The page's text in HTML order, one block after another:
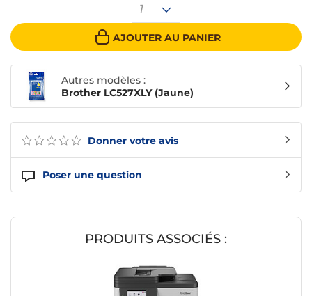
Donner votre avis
Poser une question
1
AJOUTER AU PANIER
Autres modèles :
Brother LC527XLY (Jaune)
PRODUITS ASSOCIÉS :